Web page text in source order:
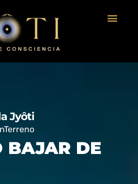
Jyôti
BAJAR DE